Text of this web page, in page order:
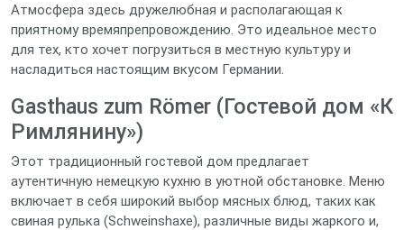
Атмосфера здесь дружелюбная и располагающая к
приятному времяпрепровождению. Это идеальное место
для тех, кто хочет погрузиться в местную культуру и
насладиться настоящим вкусом Германии.
Gasthaus zum Römer (Гостевой дом «К
Римлянину»)
Этот традиционный гостевой дом предлагает
аутентичную немецкую кухню в уютной обстановке. Меню
включает в себя широкий выбор мясных блюд, таких как
свиная рулька (Schweinshaxe), различные виды жаркого и,